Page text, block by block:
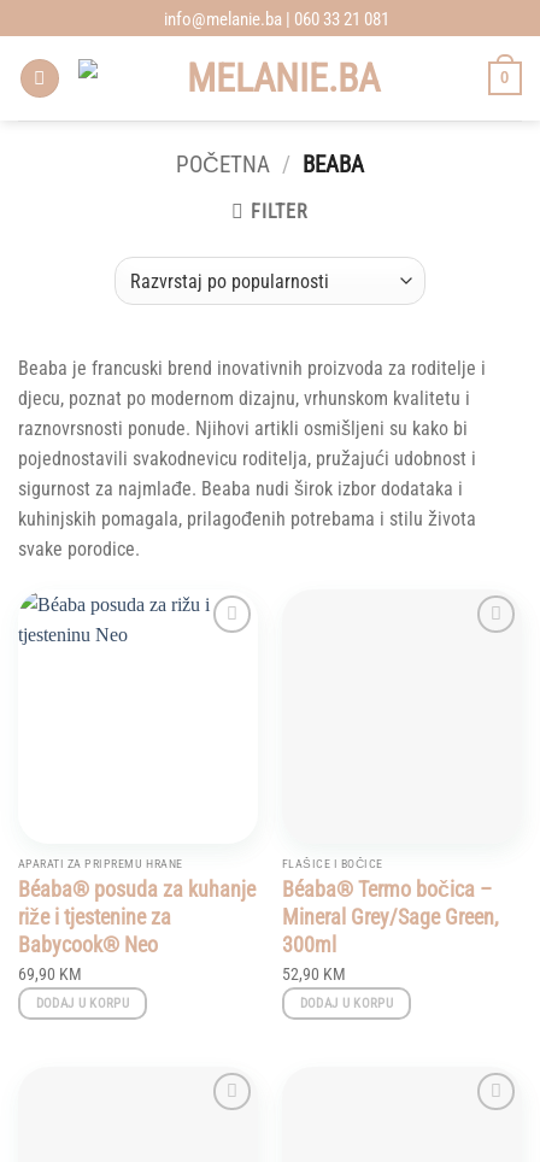
to
content
info@melanie.ba | 060 33 21 081
0
POČETNA / BEABA
FILTER
Beaba je francuski brend inovativnih proizvoda za roditelje i
djecu, poznat po modernom dizajnu, vrhunskom kvalitetu i
raznovrsnosti ponude. Njihovi artikli osmišljeni su kako bi
pojednostavili svakodnevicu roditelja, pružajući udobnost i
sigurnost za najmlađe. Beaba nudi širok izbor dodataka i
kuhinjskih pomagala, prilagođenih potrebama i stilu života
svake porodice.
APARATI ZA PRIPREMU HRANE
Béaba® posuda za kuhanje
riže i tjestenine za
Babycook® Neo
69,90 KM
DODAJ U KORPU
FLAŠICE I BOČICE
Béaba® Termo bočica –
Mineral Grey/Sage Green,
300ml
52,90 KM
DODAJ U KORPU